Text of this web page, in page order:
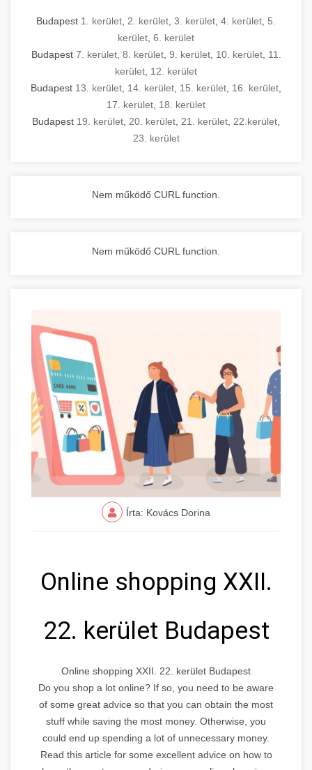
Budapest 1. kerület 2. kerület 3. kerület 4. kerület 5.
kerület 6. kerület
Budapest 7. kerület, 8. kerület, 9. kerület, 10. kerület, 11.
kerület 12. kerület
Budapest 13. kerület 14. kerület 15. kerület 16. kerület
17. kerület 18. kerület
Budapest 19. kerület 20. kerület 21. kerület 22.kerület
23. kerület
Nem működő CURL function.
Nem működő CURL function.
Írta: Kovács Dorina
Online shopping XXII.
22. kerület Budapest
Online shopping XXII. 22. kerület Budapest
Do you shop a lot online? If so, you need to be aware
of some great advice so that you can obtain the most
stuff while saving the most money. Otherwise, you
could end up spending a lot of unnecessary money.
Read this article for some excellent advice on how to